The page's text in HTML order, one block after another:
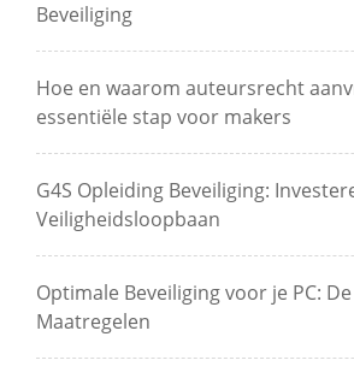
Beveiliging
Hoe en waarom auteursrecht
essentiële stap voor makers
G4S Opleiding Beveiliging:
Veiligheidsloopbaan
Optimale Beveiliging voor je PC:
Maatregelen